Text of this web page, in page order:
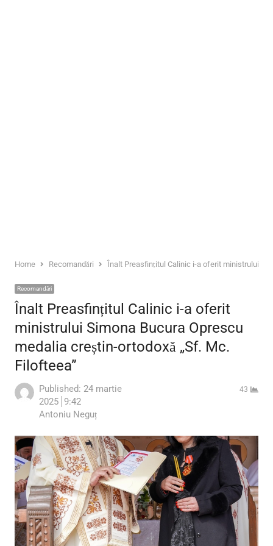
Home Recomandări Înalt Preasfințitul Calinic i-a oferit ministrului
Recomandări
Înalt Preasfințitul Calinic i-a oferit
ministrului Simona Bucura Oprescu
medalia creștin-ortodoxă „Sf. Mc.
Filofteea”
Published: 24 martie
2025 9:42
Author
Antoniu Neguț
43